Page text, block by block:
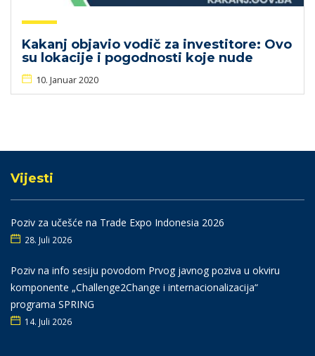
Kakanj objavio vodič za investitore: Ovo
su lokacije i pogodnosti koje nude
10. Januar 2020
Vijesti
Poziv za učešće na Trade Expo Indonesia 2026
28. Juli 2026
Poziv na info sesiju povodom Prvog javnog poziva u okviru
komponente „Challenge2Change i internacionalizacija“
programa SPRING
14. Juli 2026